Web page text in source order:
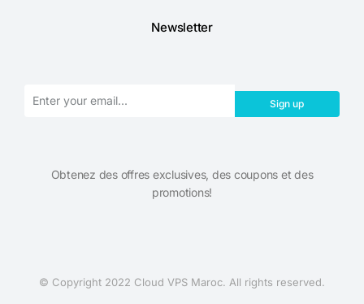
Newsletter
Sign up
Obtenez des offres exclusives, des coupons et des
promotions!​
© Copyright 2022 Cloud VPS Maroc. All rights reserved.